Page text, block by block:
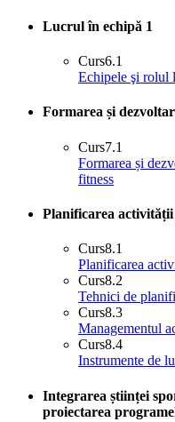
Lucrul în echipă 1
Curs6.1
Echipele şi rolul
Formarea și
Curs7.1
Formarea și
fitness
Planificarea
Curs8.1
Planificarea
Curs8.2
Tehnici de
Curs8.3
Managementul
Curs8.4
Instrumente de
Integrarea științei
proiectarea